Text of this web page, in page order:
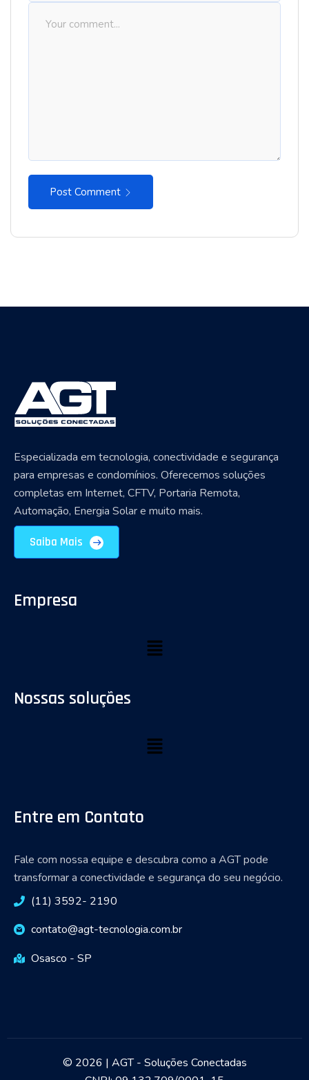
Post Comment
Especializada em tecnologia, conectividade e segurança
para empresas e condomínios. Oferecemos soluções
completas em Internet, CFTV, Portaria Remota,
Automação, Energia Solar e muito mais.
Saiba Mais
Empresa
Nossas soluções
Entre em Contato
Fale com nossa equipe e descubra como a AGT pode
transformar a conectividade e segurança do seu negócio.
(11) 3592- 2190
contato@agt-tecnologia.com.br
Osasco - SP
© 2026 | AGT - Soluções Conectadas